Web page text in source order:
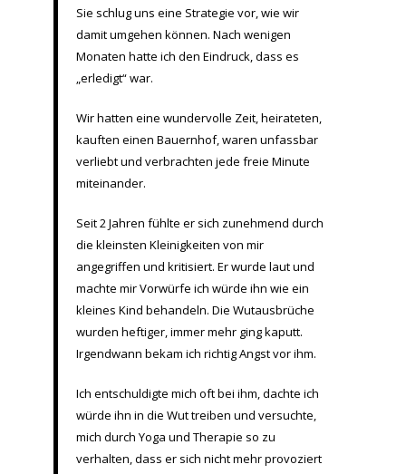
Sie schlug uns eine Strategie vor, wie wir
damit umgehen können. Nach wenigen
Monaten hatte ich den Eindruck, dass es
„erledigt“ war.
Wir hatten eine wundervolle Zeit, heirateten,
kauften einen Bauernhof, waren unfassbar
verliebt und verbrachten jede freie Minute
miteinander.
Seit 2 Jahren fühlte er sich zunehmend durch
die kleinsten Kleinigkeiten von mir
angegriffen und kritisiert. Er wurde laut und
machte mir Vorwürfe ich würde ihn wie ein
kleines Kind behandeln. Die Wutausbrüche
wurden heftiger, immer mehr ging kaputt.
Irgendwann bekam ich richtig Angst vor ihm.
Ich entschuldigte mich oft bei ihm, dachte ich
würde ihn in die Wut treiben und versuchte,
mich durch Yoga und Therapie so zu
verhalten, dass er sich nicht mehr provoziert